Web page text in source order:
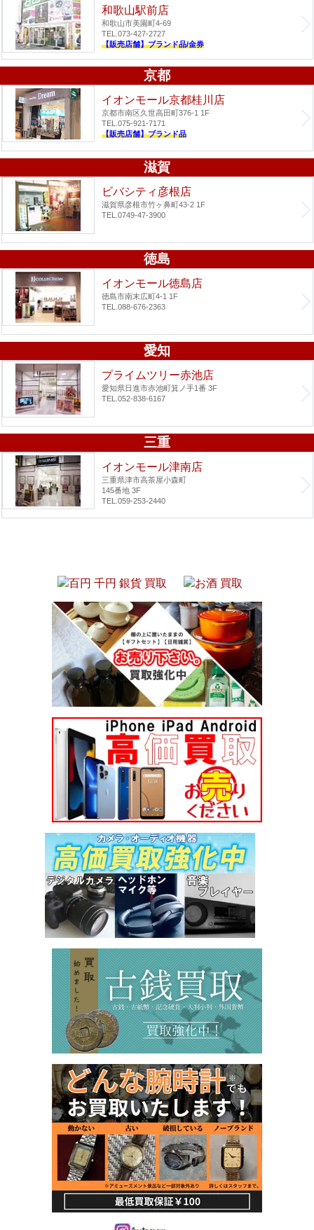
和歌山駅前店
和歌山市美園町4-69
TEL.073-427-2727
【販売店舗】ブランド品/金券
京都
イオンモール京都桂川店
京都市南区久世高田町376-1 1F
TEL.075-921-7171
【販売店舗】ブランド品
滋賀
ビバシティ彦根店
滋賀県彦根市竹ヶ鼻町43-2 1F
TEL.0749-47-3900
徳島
イオンモール徳島店
徳島市南末広町4-1 1F
TEL.088-676-2363
愛知
プライムツリー赤池店
愛知県日進市赤池町箕ノ手1番 3F
TEL.052-838-6167
三重
イオンモール津南店
三重県津市高茶屋小森町
145番地 3F
TEL.059-253-2440